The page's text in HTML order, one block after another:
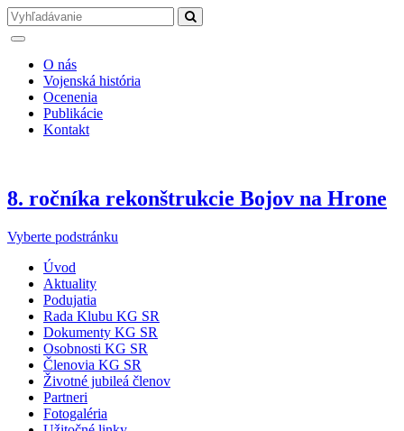
O nás
Vojenská história
Ocenenia
Publikácie
Kontakt
8. ročníka rekonštrukcie Bojov na Hrone
Vyberte podstránku
Úvod
Aktuality
Podujatia
Rada Klubu KG SR
Dokumenty KG SR
Osobnosti KG SR
Členovia KG SR
Životné jubileá členov
Partneri
Fotogaléria